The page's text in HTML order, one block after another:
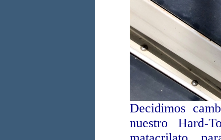
Decidimos
nuestro